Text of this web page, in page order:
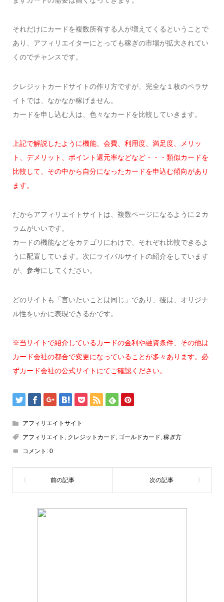
それだけにカードを複数所有する人が増えてくるということで
あり、アフィリエイターにとっても稼ぎの市場が拡大されてい
くのでチャンスです。
クレジットカードサイトの作り方ですが、完全な１枚のペラサ
イトでは、なかなか稼げません。
カードを申し込む人は、色々なカードを比較していきます。
上記で解説したように機能、会費、利用度、満足度、メリッ
ト、デメリット、ポイント還元率などなど・・・類似カードを
比較して、その中から自分になったカードを申込む傾向があり
ます。
だからアフィリエイトサイトは、複数ページになるように２カ
ラムがいいです。
カードの機能などをカテゴリにわけで、それぞれ比較できるよ
うに配置しています。次にライバルサイトの紹介をしています
が、参考にしてください。
どのサイトも「言いたいことは同じ」であり、後は、オリジナ
ル性をいかに表現できるかです。
※当サイトで紹介しているカードの金利や融資条件、その他は
カード会社の都合で変更になっていることが多々あります。必
ずカード会社の公式サイトにてご確認ください。
アフィリエイトサイト
アフィリエイト
クレジットカード ゴールドカード 稼ぎ方
コメント: 0